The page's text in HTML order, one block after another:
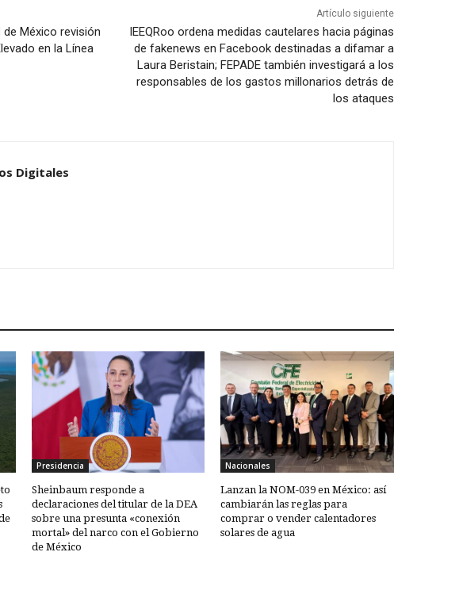
de México revisión
en la Línea
Artículo siguiente
IEEQRoo ordena medidas cautelares hacia páginas
de fakenews en Facebook destinadas a difamar a
Laura Beristain; FEPADE también investigará a los
responsables de los gastos millonarios detrás de
los ataques
Digitales
Presidencia
Sheinbaum responde a
declaraciones del titular de la DEA
sobre una presunta «conexión
mortal» del narco con el Gobierno
de México
Nacionales
Lanzan la NOM-039 en México: así
cambiarán las reglas para
comprar o vender calentadores
solares de agua